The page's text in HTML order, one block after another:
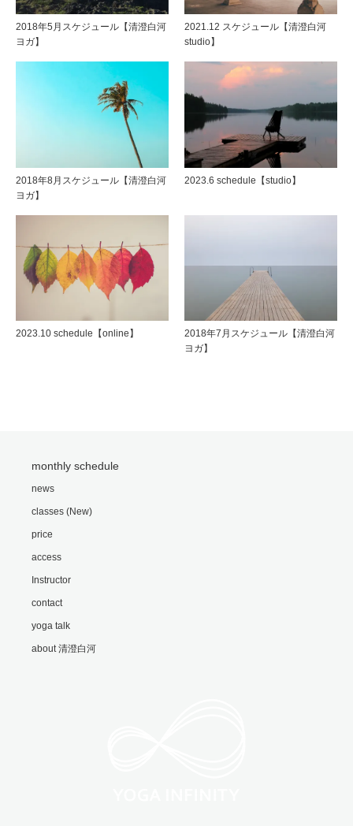
2018年5月スケジュール【清澄白河
ヨガ】
2021.12 スケジュール【清澄白河
studio】
2018年8月スケジュール【清澄白河
ヨガ】
2023.6 schedule【studio】
2023.10 schedule【online】
2018年7月スケジュール【清澄白河
ヨガ】
monthly schedule
news
classes (New)
price
access
Instructor
contact
yoga talk
about 清澄白河